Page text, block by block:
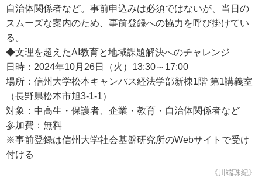
自治体関係者など。事前申込みは必須ではないが、当日の
スムーズな案内のため、事前登録への協力を呼び掛けてい
る。
◆文理を超えたAI教育と地域課題解決へのチャレンジ
日時：2024年10月26日（火）13:30～17:00
場所：信州大学松本キャンパス経法学部新棟1階 第1講義室
（長野県松本市旭3-1-1）
対象：中高生・保護者、企業・教育・自治体関係者など
参加費：無料
※事前登録は信州大学社会基盤研究所のWebサイトで受け
付ける
《川端珠紀》